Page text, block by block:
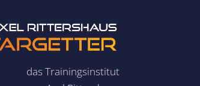
das Trainingsinstitut